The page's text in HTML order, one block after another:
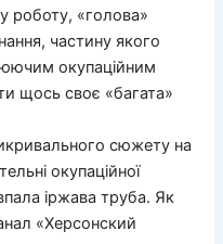
роботу, «голова»
частину якого
окупаційним
щось своє «багата»
сюжету на
окупаційної
іржава труба. Як
«Херсонский